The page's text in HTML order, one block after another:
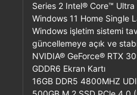
Series 2 Intel® Core™
Windows 11 Home Single
Windows işletim sistemi
güncellemeye açık ve
NVIDIA® GeForce® RTX
GDDR6 Ekran Kartı
16GB DDR5 4800MHZ